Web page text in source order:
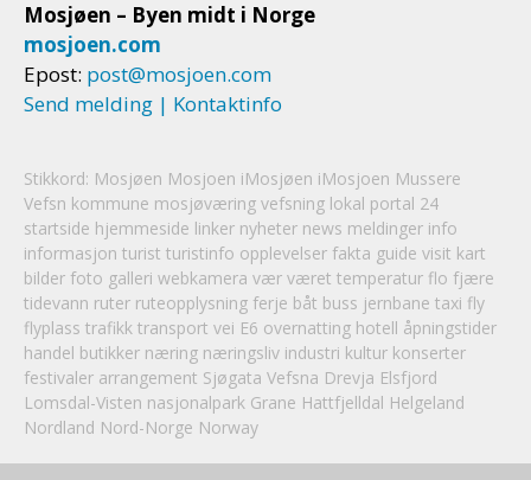
Mosjøen – Byen midt i Norge
mosjoen.com
Epost: post@mosjoen.com
Send melding | Kontaktinfo
Stikkord: Mosjøen Mosjoen iMosjøen iMosjoen Mussere
Vefsn kommune mosjøværing vefsning lokal portal 24
startside hjemmeside linker nyheter news meldinger info
informasjon turist turistinfo opplevelser fakta guide visit kart
bilder foto galleri webkamera vær været temperatur flo fjære
tidevann ruter ruteopplysning ferje båt buss jernbane taxi fly
flyplass trafikk transport vei E6 overnatting hotell åpningstider
handel butikker næring næringsliv industri kultur konserter
festivaler arrangement Sjøgata Vefsna Drevja Elsfjord
Lomsdal-Visten nasjonalpark Grane Hattfjelldal Helgeland
Nordland Nord-Norge Norway